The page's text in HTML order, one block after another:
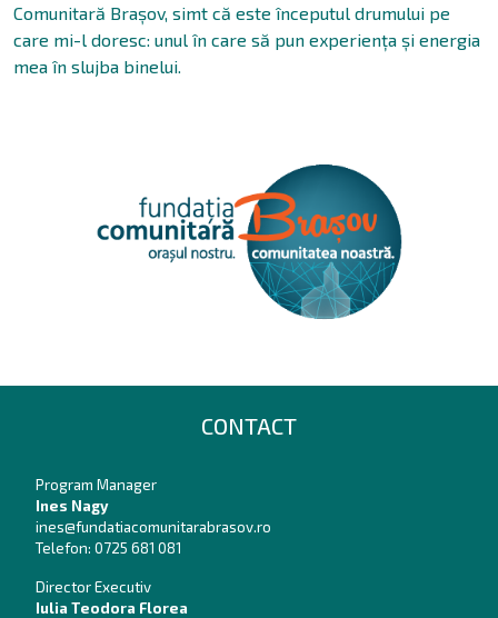
Comunitară Brașov, simt că este începutul drumului pe
care mi-l doresc: unul în care să pun experiența și energia
mea în slujba binelui.
CONTACT
Program Manager
Ines Nagy
ines@fundatiacomunitarabrasov.ro
Telefon: 0725 681 081
Director Executiv
Iulia Teodora Florea